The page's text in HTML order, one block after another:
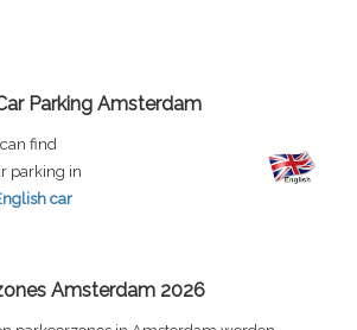
Parking Amsterdam
find
parking in
car
Amsterdam 2026